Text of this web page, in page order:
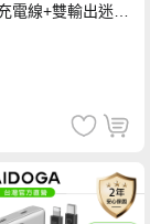
電線+雙輸出迷你